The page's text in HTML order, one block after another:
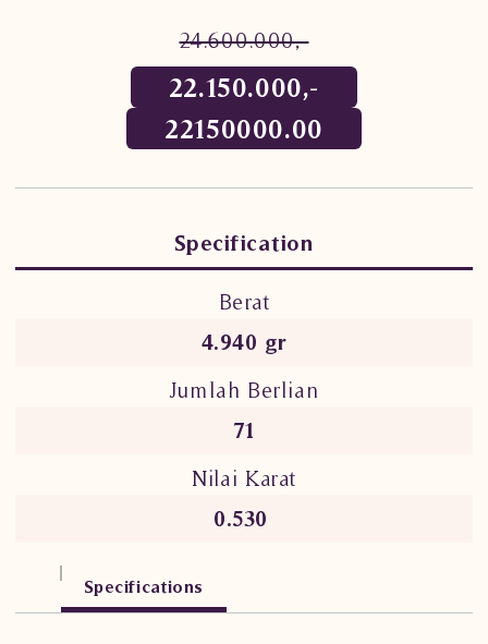
24.600.000,-
22.150.000,-
22150000.00
Specification
Berat
4.940 gr
Jumlah Berlian
71
Nilai Karat
0.530
Specifications